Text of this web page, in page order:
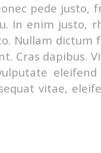
pede justo,
In enim justo,
Nullam dictum
Cras dapibus.
eleifend
vitae,